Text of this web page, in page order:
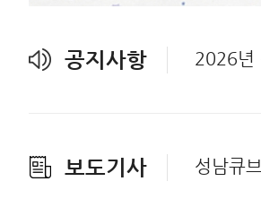
공지사항 2026년
보도기사 성남큐